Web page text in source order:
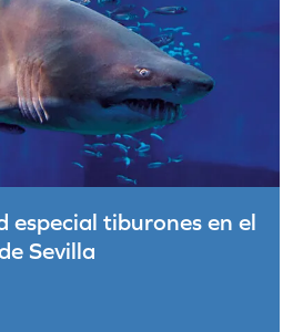
especial tiburones en el
Sevilla